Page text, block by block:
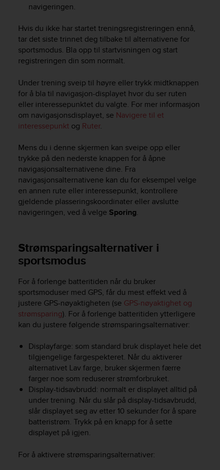
navigeringen.
Hvis du ikke har startet treningsregistreringen ennå,
tar det siste trinnet deg tilbake til alternativene for
sportsmodus. Bla opp til startvisningen og start
registreringen din som normalt.
Under trening sveip til høyre eller trykk midtknappen
for å bla til navigasjon-displayet hvor du ser ruten
eller interessepunktet du valgte. For mer informasjon
om navigasjonsdisplayet, se Navigere til et
interessepunkt og Ruter.
Mens du i denne skjermen kan sveipe opp eller
trykke på den nederste knappen for å åpne
navigasjonsalternativene dine. Fra
navigasjonsalternativene kan du for eksempel velge
en annen rute eller interessepunkt, kontrollere
gjeldende plasseringskoordinater eller avslutte
navigeringen, ved å velge Sporing.
Strømsparingsalternativer i
sportsmodus
For å forlenge batteritiden når du bruker
sportsmoduser med GPS, får du mest effekt ved å
justere GPS-nøyaktigheten (se GPS-nøyaktighet og
strømsparing). For å forlenge batteritiden ytterligere
kan du justere følgende strømsparingsalternativer:
Displayfarge: som standard bruk displayet hele det
tilgjengelige fargespekteret. Når du aktiverer
alternativet Lav farge, bruker skjermen færre
farger noe som reduserer strømforbruket.
Display-tidsavbrudd: normalt er displayet alltid på
under trening. Når du slår på display-tidsavbrudd,
slår displayet seg av etter 10 sekunder for å spare
batteristrøm. Trykk på en knapp for å sette
displayet på igjen.
For å aktivere strømsparingsalternativer: